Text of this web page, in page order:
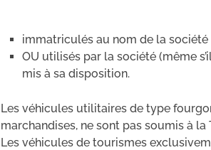
immatriculés au nom de la société
OU utilisés par la société (même
mis à sa disposition.
Les véhicules utilitaires de type
marchandises, ne sont pas soumis à la
Les véhicules de tourismes